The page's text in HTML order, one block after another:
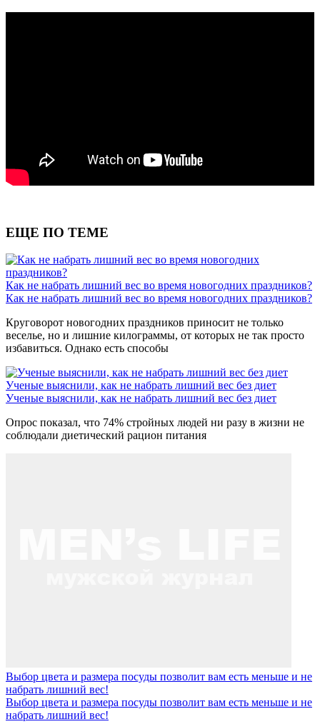
ЕЩЕ ПО ТЕМЕ
Как не набрать лишний вес во время новогодних праздников?
Как не набрать лишний вес во время новогодних праздников?
Круговорот новогодних праздников приносит не только
веселье, но и лишние килограммы, от которых не так просто
избавиться. Однако есть способы
Ученые выяснили, как не набрать лишний вес без диет
Ученые выяснили, как не набрать лишний вес без диет
Опрос показал, что 74% стройных людей ни разу в жизни не
соблюдали диетический рацион питания
Выбор цвета и размера посуды позволит вам есть меньше и не
набрать лишний вес!
Выбор цвета и размера посуды позволит вам есть меньше и не
набрать лишний вес!